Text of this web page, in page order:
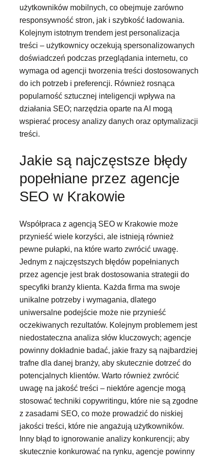
użytkowników mobilnych, co obejmuje zarówno
responsywność stron, jak i szybkość ładowania.
Kolejnym istotnym trendem jest personalizacja
treści – użytkownicy oczekują spersonalizowanych
doświadczeń podczas przeglądania internetu, co
wymaga od agencji tworzenia treści dostosowanych
do ich potrzeb i preferencji. Również rosnąca
popularność sztucznej inteligencji wpływa na
działania SEO; narzędzia oparte na AI mogą
wspierać procesy analizy danych oraz optymalizacji
treści.
Jakie są najczęstsze błędy
popełniane przez agencje
SEO w Krakowie
Współpraca z agencją SEO w Krakowie może
przynieść wiele korzyści, ale istnieją również
pewne pułapki, na które warto zwrócić uwagę.
Jednym z najczęstszych błędów popełnianych
przez agencje jest brak dostosowania strategii do
specyfiki branży klienta. Każda firma ma swoje
unikalne potrzeby i wymagania, dlatego
uniwersalne podejście może nie przynieść
oczekiwanych rezultatów. Kolejnym problemem jest
niedostateczna analiza słów kluczowych; agencje
powinny dokładnie badać, jakie frazy są najbardziej
trafne dla danej branży, aby skutecznie dotrzeć do
potencjalnych klientów. Warto również zwrócić
uwagę na jakość treści – niektóre agencje mogą
stosować techniki copywritingu, które nie są zgodne
z zasadami SEO, co może prowadzić do niskiej
jakości treści, które nie angażują użytkowników.
Inny błąd to ignorowanie analizy konkurencji; aby
skutecznie konkurować na rynku, agencje powinny